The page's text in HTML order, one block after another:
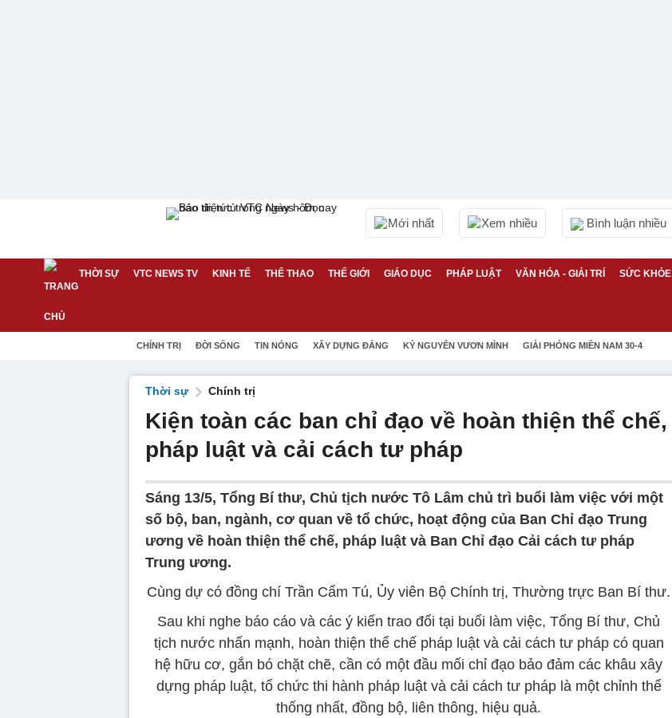
Mới nhất Xem nhiều Bình luận nhiều
THỜI SỰ VTC NEWS TV KINH TẾ THỂ THAO THẾ GIỚI GIÁO DỤC PHÁP LUẬT VĂN HÓA - GIẢI TRÍ SỨC KHỎE
CHÍNH TRỊ ĐỜI SỐNG TIN NÓNG XÂY DỰNG ĐẢNG KỶ NGUYÊN VƯƠN MÌNH GIẢI PHÓNG MIỀN NAM 30-4
Thời sự Chính trị
Kiện toàn các ban chỉ đạo về hoàn thiện thể chế,
pháp luật và cải cách tư pháp
Sáng 13/5, Tổng Bí thư, Chủ tịch nước Tô Lâm chủ trì buổi làm việc với một
số bộ, ban, ngành, cơ quan về tổ chức, hoạt động của Ban Chỉ đạo Trung
ương về hoàn thiện thể chế, pháp luật và Ban Chỉ đạo Cải cách tư pháp
Trung ương.
Cùng dự có đồng chí Trần Cẩm Tú, Ủy viên Bộ Chính trị, Thường trực Ban Bí thư.
Sau khi nghe báo cáo và các ý kiến trao đổi tại buổi làm việc, Tổng Bí thư, Chủ
tịch nước nhấn mạnh, hoàn thiện thể chế pháp luật và cải cách tư pháp có quan
hệ hữu cơ, gắn bó chặt chẽ, cần có một đầu mối chỉ đạo bảo đảm các khâu xây
dựng pháp luật, tổ chức thi hành pháp luật và cải cách tư pháp là một chỉnh thể
thống nhất, đồng bộ, liên thông, hiệu quả.